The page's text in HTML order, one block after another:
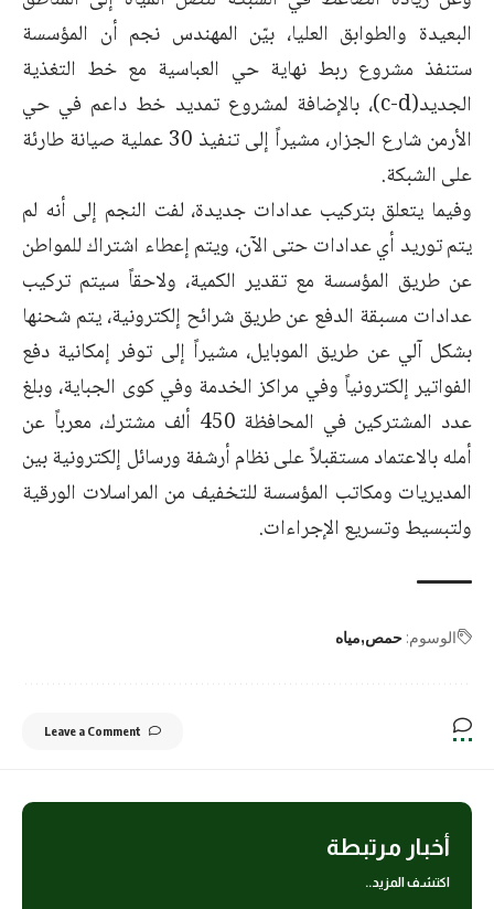
البعيدة والطوابق العليا، بيّن المهندس نجم أن المؤسسة
ستنفذ مشروع ربط نهاية حي العباسية مع خط التغذية
الجديد(c-d)، بالإضافة لمشروع تمديد خط داعم في حي
الأرمن شارع الجزار، مشيراً إلى تنفيذ 30 عملية صيانة طارئة
على الشبكة.
وفيما يتعلق بتركيب عدادات جديدة، لفت النجم إلى أنه لم
يتم توريد أي عدادات حتى الآن، ويتم إعطاء اشتراك للمواطن
عن طريق المؤسسة مع تقدير الكمية، ولاحقاً سيتم تركيب
عدادات مسبقة الدفع عن طريق شرائح إلكترونية، يتم شحنها
بشكل آلي عن طريق الموبايل، مشيراً إلى توفر إمكانية دفع
الفواتير إلكترونياً وفي مراكز الخدمة وفي كوى الجباية، وبلغ
عدد المشتركين في المحافظة 450 ألف مشترك، معرباً عن
أمله بالاعتماد مستقبلاً على نظام أرشفة ورسائل إلكترونية بين
المديريات ومكاتب المؤسسة للتخفيف من المراسلات الورقية
ولتبسيط وتسريع الإجراءات.
الوسوم: حمص مياه
Leave a Comment
أخبار مرتبطة
اكتشف المزيد..